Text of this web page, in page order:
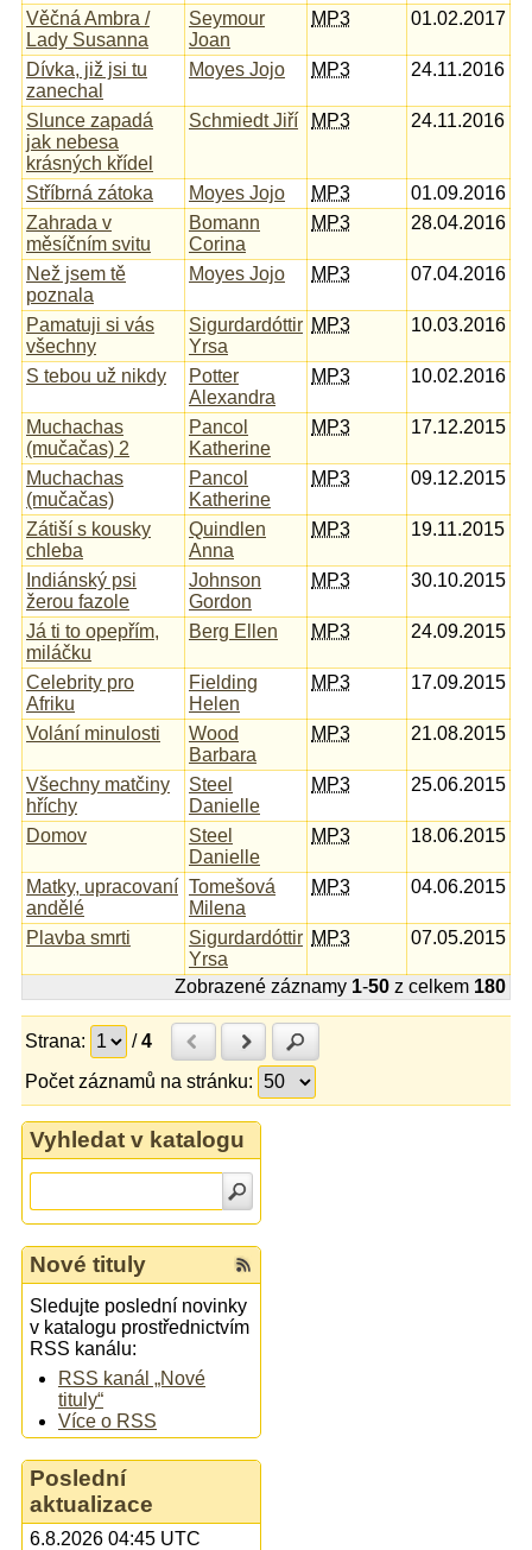
Věčná Ambra /
Lady Susanna
Seymour
Joan
MP3 01.02.2017
Dívka, již jsi tu
zanechal
Moyes Jojo MP3 24.11.2016
Slunce zapadá
jak nebesa
krásných křídel
Schmiedt Jiří MP3 24.11.2016
Stříbrná zátoka Moyes Jojo MP3
01.09.2016
Zahrada v
měsíčním svitu
Bomann
Corina
MP3 28.04.2016
Než jsem tě
poznala
Moyes Jojo MP3 07.04.2016
Pamatuji si vás
všechny
Sigurdardóttir
Yrsa
MP3 10.03.2016
S tebou už nikdy
Potter
Alexandra
MP3 10.02.2016
Muchachas
(mučačas) 2
Pancol
Katherine
MP3 17.12.2015
Muchachas
(mučačas)
Pancol
Katherine
MP3 09.12.2015
Zátiší s kousky
chleba
Quindlen
Anna
MP3 19.11.2015
Indiánský psi
žerou fazole
Johnson
Gordon
MP3 30.10.2015
Já ti to opepřím,
miláčku
Berg Ellen MP3 24.09.2015
Celebrity pro
Afriku
Fielding
Helen
MP3 17.09.2015
Volání minulosti
Wood
Barbara
MP3 21.08.2015
Všechny matčiny
hříchy
Steel
Danielle
MP3 25.06.2015
Domov
Steel
Danielle
MP3 18.06.2015
Matky, upracovaní
andělé
Tomešová
Milena
MP3 04.06.2015
Plavba smrti
Sigurdardóttir
Yrsa
MP3 07.05.2015
Zobrazené záznamy 1-50 z celkem 180
Strana: /4 Předchozí
Další
Počet záznamů na stránku:
Vyhledat v katalogu
Nové tituly
Sledujte poslední novinky
v katalogu prostřednictvím
RSS kanálu:
RSS kanál „Nové
tituly“
Více o RSS
Poslední
aktualizace
6.8.2026 04:45 UTC